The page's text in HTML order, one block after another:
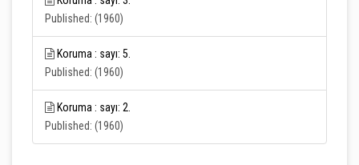
Published: (1960)
Koruma : sayı: 5.
Published: (1960)
Koruma : sayı: 2.
Published: (1960)